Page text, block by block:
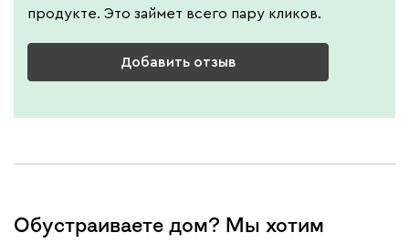
продукте. Это займет всего пару кликов.
Добавить отзыв
Обустраиваете дом? Мы хотим